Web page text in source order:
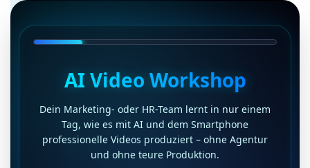
AI Video Workshop
Dein Marketing- oder HR-Team lernt in nur einem
Tag, wie es mit AI und dem Smartphone
professionelle Videos produziert – ohne Agentur
und ohne teure Produktion.